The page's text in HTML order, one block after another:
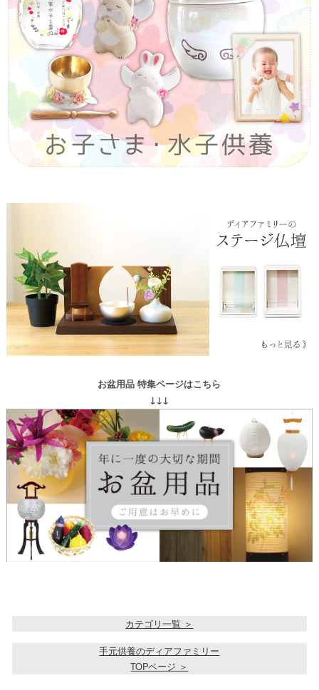
お盆用品 特集ページはこちら
↓↓↓
カテゴリ一覧 ＞
手元供養のディアファミリー
TOPページ ＞